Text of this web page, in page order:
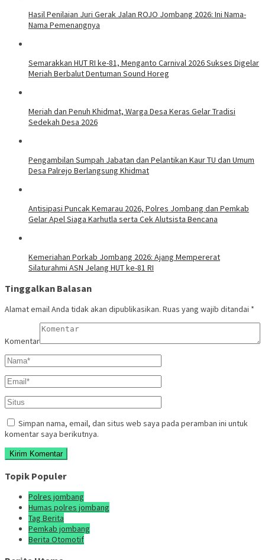
Hasil Penilaian Juri Gerak Jalan ROJO Jombang 2026: Ini Nama-
Nama Pemenangnya
Semarakkan HUT RI ke-81, Menganto Carnival 2026 Sukses Digelar
Meriah Berbalut Dentuman Sound Horeg
Meriah dan Penuh Khidmat, Warga Desa Keras Gelar Tradisi
Sedekah Desa 2026
Pengambilan Sumpah Jabatan dan Pelantikan Kaur TU dan Umum
Desa Palrejo Berlangsung Khidmat
Antisipasi Puncak Kemarau 2026, Polres Jombang dan Pemkab
Gelar Apel Siaga Karhutla serta Cek Alutsista Bencana
Kemeriahan Porkab Jombang 2026: Ajang Mempererat
Silaturahmi ASN Jelang HUT ke-81 RI
Tinggalkan Balasan
Alamat email Anda tidak akan dipublikasikan. Ruas yang wajib ditandai *
Komentar
Simpan nama, email, dan situs web saya pada peramban ini untuk
komentar saya berikutnya.
Topik Populer
Polres jombang
Humas polres jombang
Tag Berita
Pemkab jombang
Berita Otomotif